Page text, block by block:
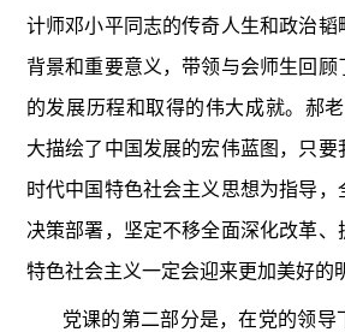
计师邓小平同志的传奇人生和政治韬
背景和重要意义，带领与会师生回顾
的发展历程和取得的伟大成就。郝
大描绘了中国发展的宏伟蓝图，只要
时代中国特色社会主义思想为指导
决策部署，坚定不移全面深化改革、
特色社会主义一定会迎来更加美好的
党课的第二部分是，在党的领导